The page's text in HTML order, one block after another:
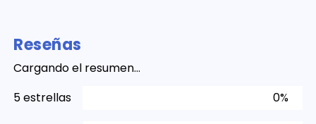
Reseñas
Cargando el resumen…
5 estrellas
0%